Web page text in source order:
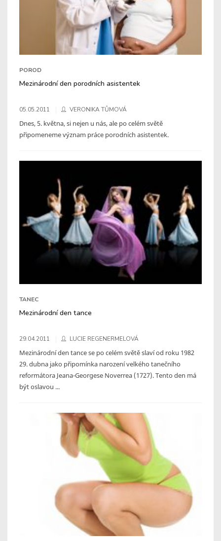
POROD
Mezinárodní den porodních asistentek
05.05.2011 VERONIKA TŮMOVÁ
Dnes, 5. května, si nejen u nás, ale po celém světě
připomeneme význam práce porodních asistentek.
TANEC
Mezinárodní den tance
29.04.2011 LUCIE REGENERMELOVÁ
Mezinárodní den tance se po celém světě slaví od roku 1982
29. dubna jako připomínka narození velkého tanečního
reformátora Jeana-Georgese Noverrea (1727). Tento den má
být oslavou ...